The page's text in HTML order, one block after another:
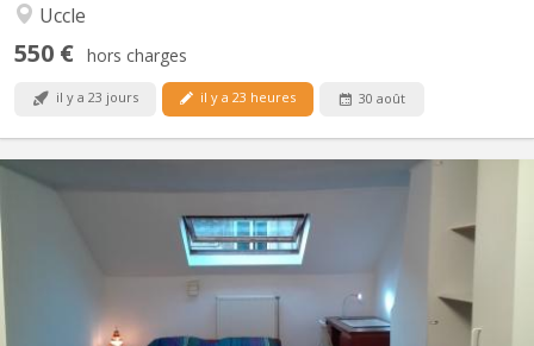
Uccle
550 € hors charges
il y a 23 jours il y a 23 heures 30 août
place Madou : . kot 25 m2 au 3ème (dernier étage) dans une
maison unifamiliale où vit une famille de 2 personnes
(uniquement le WC à partager) . ce serait sympa de donner votre
lieu de résidence habituel et les études que vous comptez
entreprendre . destiné uniquement à un(e) étudiant(e) qui...